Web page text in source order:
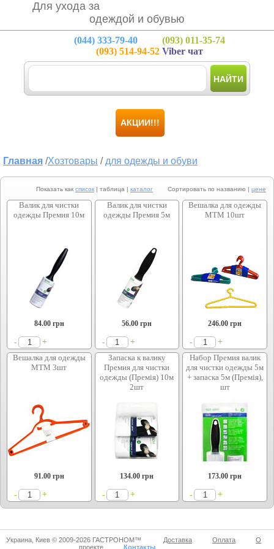
Для ухода за
одеждой и обувью
(044) 333-79-40 (093) 011-35-74
(093) 514-94-52Viber чат
НАЙТИ
АКЦИИ!!!
Главная /Хозтовары / для одежды и обуви
Показать как список | таблица | каталог Сортировать по названию | цене
Валик для чистки
одежды Премия 10м
84.00грн
- +
Валик для чистки
одежды Премия 5м
56.00 грн
- +
Вешалка для одежды
МТМ 10шт
246.00 грн
-
+
Вешалка для одежды
МТМ 3шт
91.00грн
- +
Запаска к валику
Премия для чистки
одежды (Премія) 10м
2шт
134.00 грн
- +
Набор Премия валик
для чистки одежды 5м
+ запаска 5м (Премія),
шт
173.00 грн
- +
Украина, Киев © 2009-2026 ГАСТРОНОМ™ Доставка Оплата
О
проекте
Контакты